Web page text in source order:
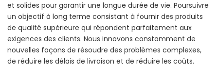
et solides pour garantir une longue durée de vie. Poursuivre
un objectif à long terme consistant à fournir des produits
de qualité supérieure qui répondent parfaitement aux
exigences des clients. Nous innovons constamment de
nouvelles façons de résoudre des problèmes complexes,
de réduire les délais de livraison et de réduire les coûts.